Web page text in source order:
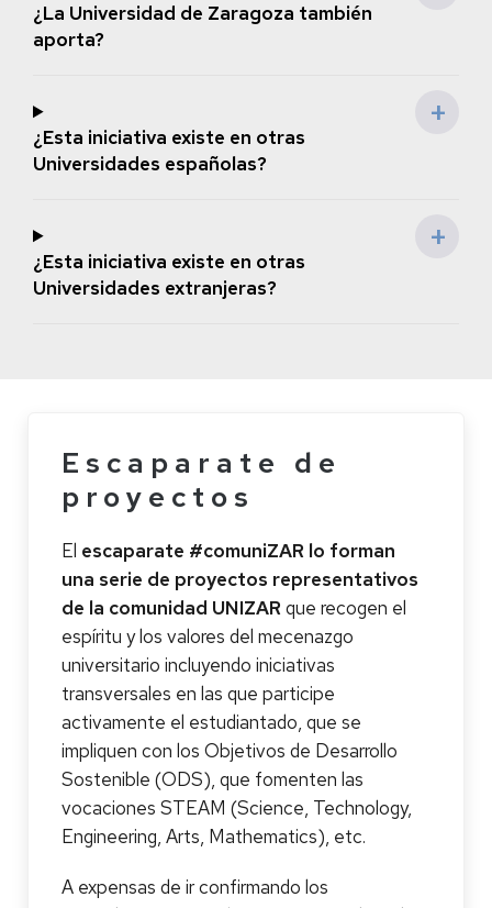
¿La Universidad de Zaragoza también
aporta?
¿Esta iniciativa existe en otras
Universidades españolas?
¿Esta iniciativa existe en otras
Universidades extranjeras?
Escaparate de
proyectos
El escaparate #comuniZAR lo forman
una serie de proyectos representativos
de la comunidad UNIZAR que recogen el
espíritu y los valores del mecenazgo
universitario incluyendo iniciativas
transversales en las que participe
activamente el estudiantado, que se
impliquen con los Objetivos de Desarrollo
Sostenible (ODS), que fomenten las
vocaciones STEAM (Science, Technology,
Engineering, Arts, Mathematics), etc.
A expensas de ir confirmando los